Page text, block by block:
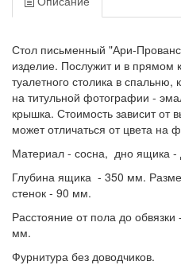
Стол письменный "Ари-
изделие. Послужит и в прямом
туалетного столика в спальню,
на титульной фотографии -
крышка. Стоимость зависит от
может отличаться от цвета на
Материал - сосна, дно ящика -
Глубина ящика - 350 мм.
стенок - 90 мм.
Расстояние от пола до
мм.
Фурнитура без доводчиков.